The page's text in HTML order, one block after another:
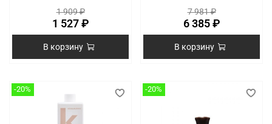
1 909 ₽
1 527 ₽
В корзину
7 981 ₽
6 385 ₽
В корзину
-20% -20%